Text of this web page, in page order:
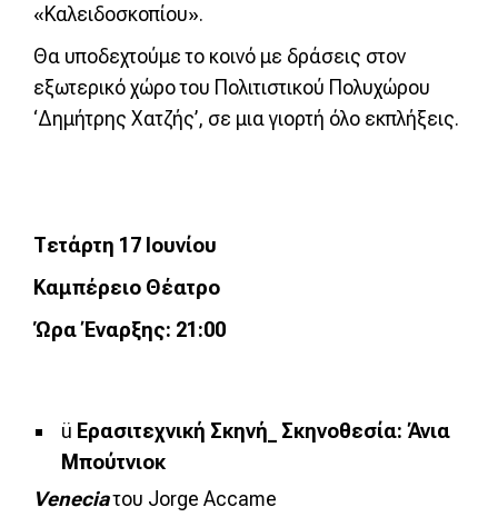
«Καλειδοσκοπίου».
Θα υποδεχτούμε το κοινό με δράσεις στον
εξωτερικό χώρο του Πολιτιστικού Πολυχώρου
‘Δημήτρης Χατζής’, σε μια γιορτή όλο εκπλήξεις.
Τετάρτη 17 Ιουνίου
Καμπέρειο Θέατρο
Ώρα Έναρξης: 21:00
ü Ερασιτεχνική Σκηνή_
Σκηνοθεσία: Άνια
Μπούτνιοκ
Veneciaτου Jorge Accame